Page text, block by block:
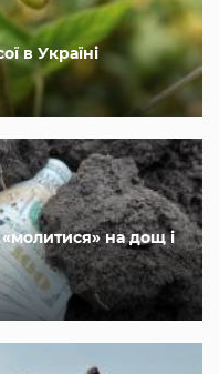
в Україні
на дощ і